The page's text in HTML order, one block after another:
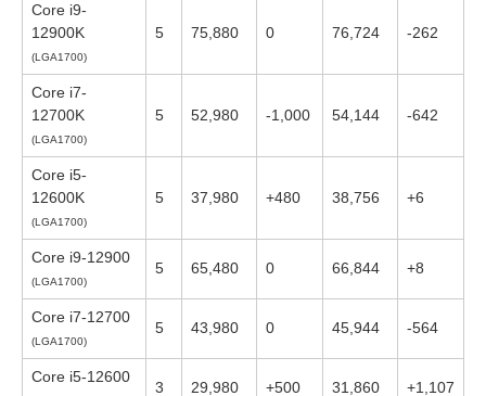
Core i9-
12900K
(LGA1700)
5 75,880 0 76,724 -262
Core i7-
12700K
(LGA1700)
5 52,980 -1,000 54,144 -642
Core i5-
12600K
(LGA1700)
5 37,980 +480 38,756 +6
Core i9-12900
(LGA1700)
5 65,480 0 66,844 +8
Core i7-12700
(LGA1700)
5 43,980 0 45,944 -564
Core i5-12600
3 29,980 +500 31,860 +1,107